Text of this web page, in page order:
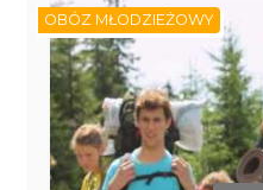
OBÓZ MŁODZIEŻOWY